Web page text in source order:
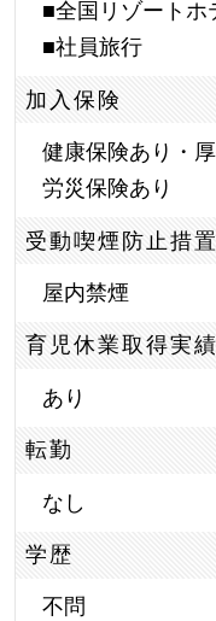
■全国リゾートホ
■社員旅行
加入保険
健康保険あり・
労災保険あり
受動喫煙防止措置
屋内禁煙
育児休業取得実績
あり
転勤
なし
学歴
不問